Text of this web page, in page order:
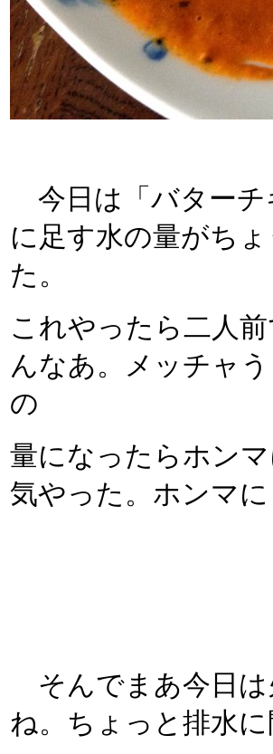
今日は「バターチ
に足す水の量がち
た。
これやったら二人
んなあ。メッチャ
の
量になったらホン
気やった。ホンマ
そんでまあ今日は
ね。ちょっと排水